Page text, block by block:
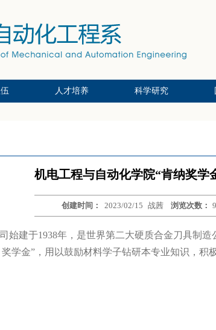
人才培养 科学研究
机电工程与自动化学院“肯纳奖学
创建时间： 2023/02/15 战茜 浏览次数：
始建于1938年，是世界第二大硬质合金刀具制
学金”，用以鼓励材料学子钻研本专业知识，积